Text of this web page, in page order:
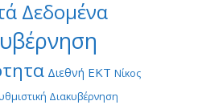
Δεδομένα
Διεθνή ΕΚΤ Νίκος
Διακυβέρνηση